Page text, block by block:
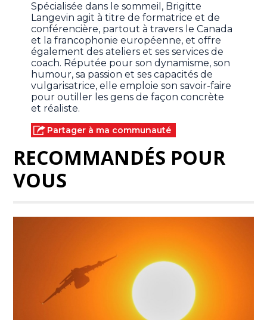
Spécialisée dans le sommeil, Brigitte
Langevin agit à titre de formatrice et de
conférencière, partout à travers le Canada
et la francophonie européenne, et offre
également des ateliers et ses services de
coach. Réputée pour son dynamisme, son
humour, sa passion et ses capacités de
vulgarisatrice, elle emploie son savoir-faire
pour outiller les gens de façon concrète
et réaliste.
Partager à ma communauté
RECOMMANDÉS POUR
VOUS